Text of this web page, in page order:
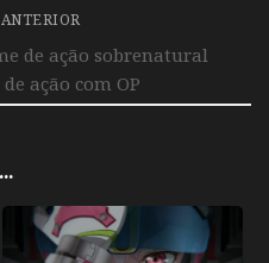
de ação sobrenatural
ação com OP